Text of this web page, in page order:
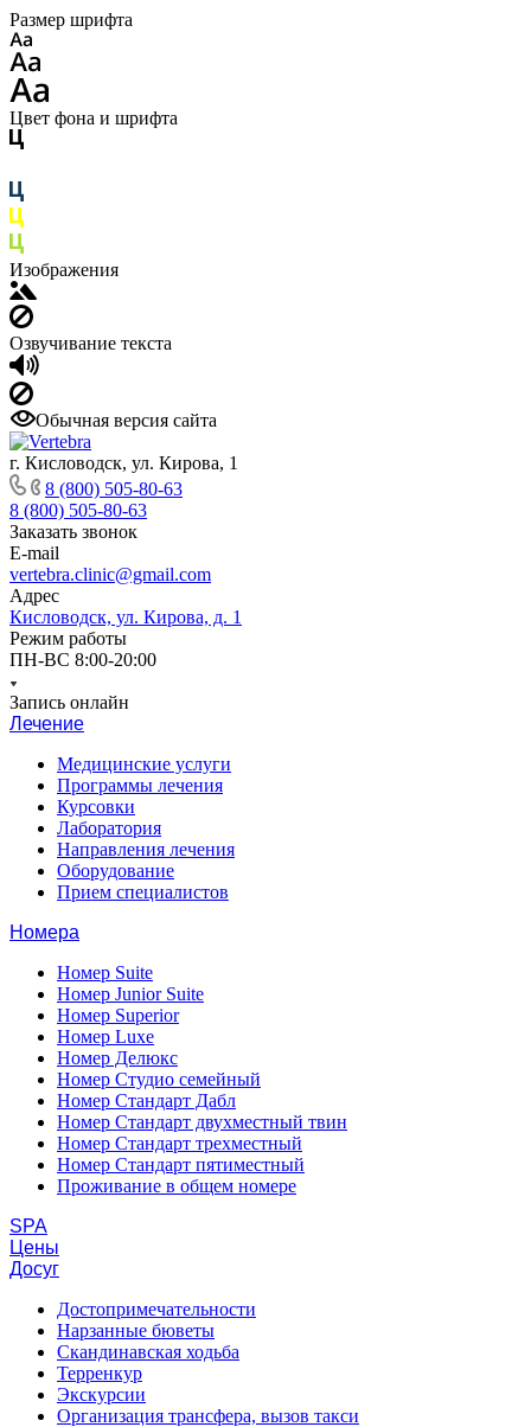
Размер шрифта
Цвет фона и шрифта
Изображения
Озвучивание текста
Обычная версия сайта
г. Кисловодск, ул. Кирова, 1
8 (800) 505-80-63
8 (800) 505-80-63
Заказать звонок
E-mail
vertebra.clinic@gmail.com
Адрес
Кисловодск, ул. Кирова, д. 1
Режим работы
ПН-ВС 8:00-20:00
Запись онлайн
Лечение
Медицинские услуги
Программы лечения
Курсовки
Лаборатория
Направления лечения
Оборудование
Прием специалистов
Номера
Номер Suite
Номер Junior Suite
Номер Superior
Номер Luxe
Номер Делюкс
Номер Студио семейный
Номер Стандарт Дабл
Номер Стандарт двухместный твин
Номер Стандарт трехместный
Номер Стандарт пятиместный
Проживание в общем номере
SPA
Цены
Досуг
Достопримечательности
Нарзанные бюветы
Скандинавская ходьба
Терренкур
Экскурсии
Организация трансфера, вызов такси